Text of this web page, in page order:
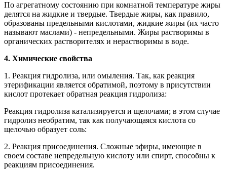
По агрегатному состоянию при комнатной температуре жиры
делятся на жидкие и твердые. Твердые жиры, как правило,
образованы предельными кислотами, жидкие жиры (их часто
называют маслами) - непредельными. Жиры растворимы в
органических растворителях и нерастворимы в воде.
4. Химические свойства
1. Реакция гидролиза, или омыления. Так, как реакция
этерификации является обратимой, поэтому в присутствии
кислот протекает обратная реакция гидролиза:
Реакция гидролиза катализируется и щелочами; в этом случае
гидролиз необратим, так как получающаяся кислота со
щелочью образует соль:
2. Реакция присоединения. Сложные эфиры, имеющие в
своем составе непредельную кислоту или спирт, способны к
реакциям присоединения.